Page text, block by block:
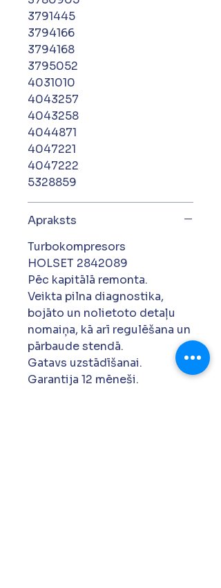
3791445
3794166
3794168
3795052
4031010
4043257
4043258
4044871
4047221
4047222
5328859
Apraksts
Turbokompresors
HOLSET 2842089
Pēc kapitālā remonta.
Veikta pilna diagnostika,
bojāto un nolietoto detaļu
nomaiņa, kā arī regulēšana un
pārbaude stendā.
Gatavs uzstādīšanai.
Garantija 12 mēneši.